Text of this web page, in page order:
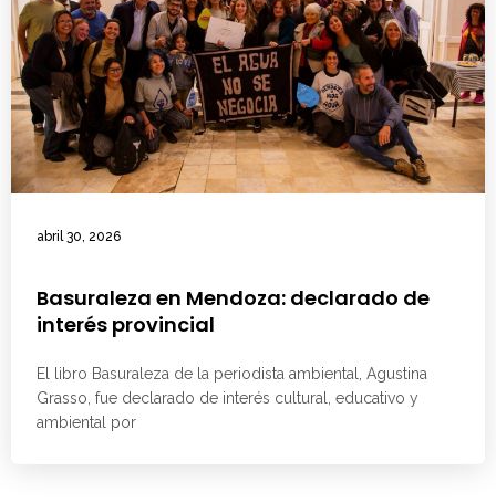
abril 30, 2026
Basuraleza en Mendoza: declarado de
interés provincial
El libro Basuraleza de la periodista ambiental, Agustina
Grasso, fue declarado de interés cultural, educativo y
ambiental por